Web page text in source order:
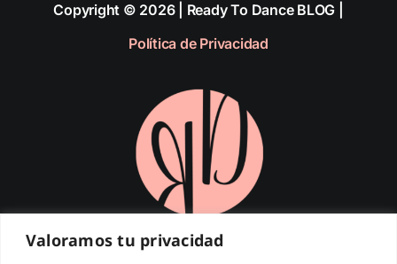
Valoramos tu privacidad
Copyright © 2026 | Ready To Dance BLOG |
Política de Privacidad